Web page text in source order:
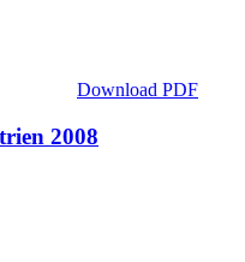
Download PDF
2008